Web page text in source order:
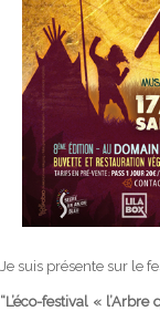
Je suis présente sur le
“L’éco-festival «